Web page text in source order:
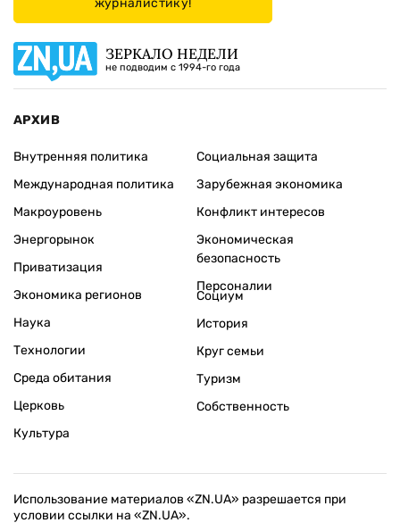
журналистику!
ЗЕРКАЛО НЕДЕЛИ
не подводим с 1994-го года
АРХИВ
Внутренняя политика
Международная политика
Макроуровень
Энергорынок
Приватизация
Экономика регионов
Социальная защита
Зарубежная экономика
Конфликт интересов
Экономическая
безопасность
Персоналии
Наука
Технологии
Среда обитания
Церковь
Культура
Социум
История
Круг семьи
Туризм
Собственность
Использование материалов «ZN.UA» разрешается при
условии ссылки на «ZN.UA».